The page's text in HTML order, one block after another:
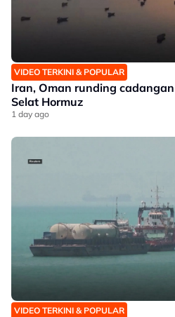
VIDEO TERKINI & POPULAR
Iran, Oman runding
Selat Hormuz
1 day ago
VIDEO TERKINI & POPULAR